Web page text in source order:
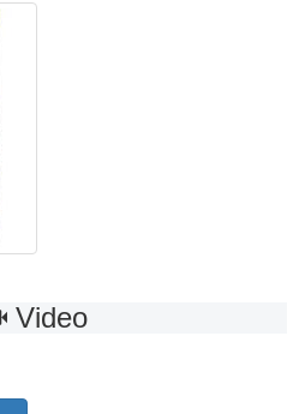
Video